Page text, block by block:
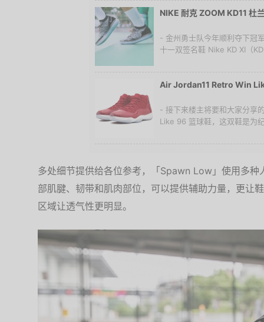
NIKE 耐克 ZOOM KD11 杜
- 金州勇士队今年顺利夺下冠
十一双签名鞋 Nike KD XI（
Air Jordan11 Retro Win
- 接下来楼主将要和大家分享
Like 96 篮球鞋，这双鞋是为
多处细节提供给各位参考，「Spawn Low」使用多
部肌腱、韧带和肌肉部位，可以提供辅助力量，更让
区域让透气性更明显。